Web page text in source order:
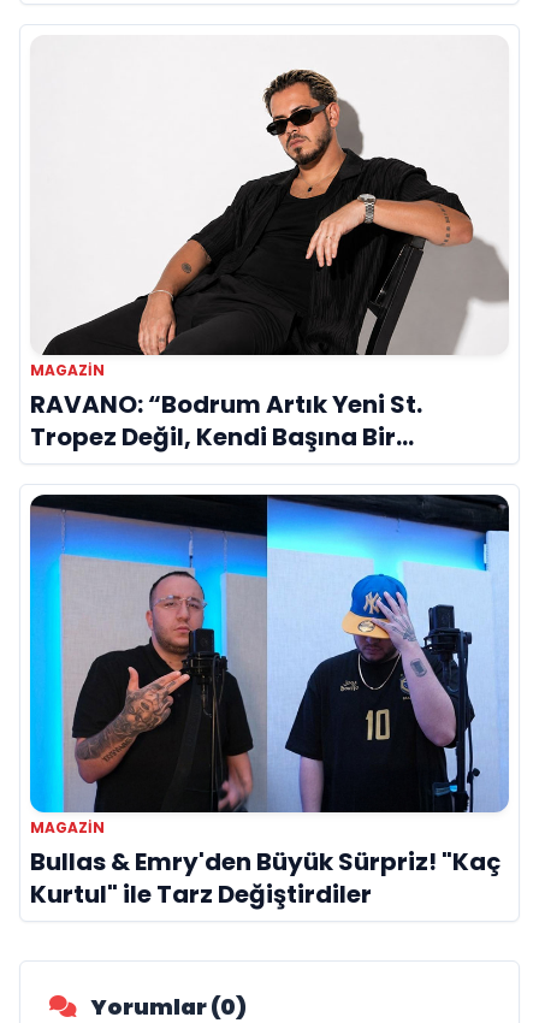
MAGAZIN
RAVANO: “Bodrum Artık Yeni St.
Tropez Değil, Kendi Başına Bir
Referans”
MAGAZIN
Bullas & Emry'den Büyük Sürpriz! "Kaç
Kurtul" ile Tarz Değiştirdiler
Yorumlar (0)